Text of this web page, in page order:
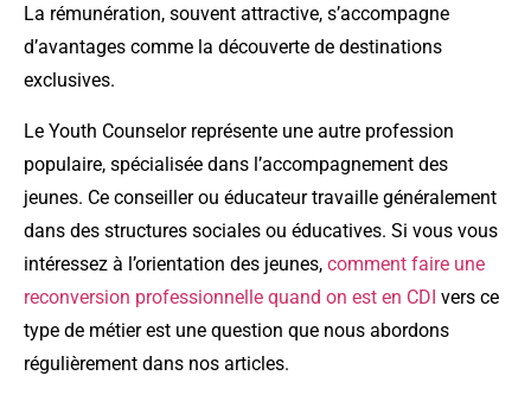
La rémunération, souvent attractive, s’accompagne
d’avantages comme la découverte de destinations
exclusives.
Le Youth Counselor représente une autre profession
populaire, spécialisée dans l’accompagnement des
jeunes. Ce conseiller ou éducateur travaille généralement
dans des structures sociales ou éducatives. Si vous vous
intéressez à l’orientation des jeunes, comment faire une
reconversion professionnelle quand on est en CDI vers ce
type de métier est une question que nous abordons
régulièrement dans nos articles.